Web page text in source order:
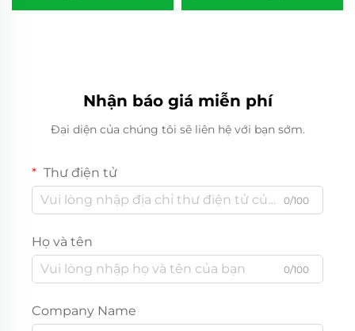
Nhận báo giá miễn phí
Đại diện của chúng tôi sẽ liên hệ với bạn sớm.
Thư điện tử
0/100
Họ và tên
0/100
Company Name